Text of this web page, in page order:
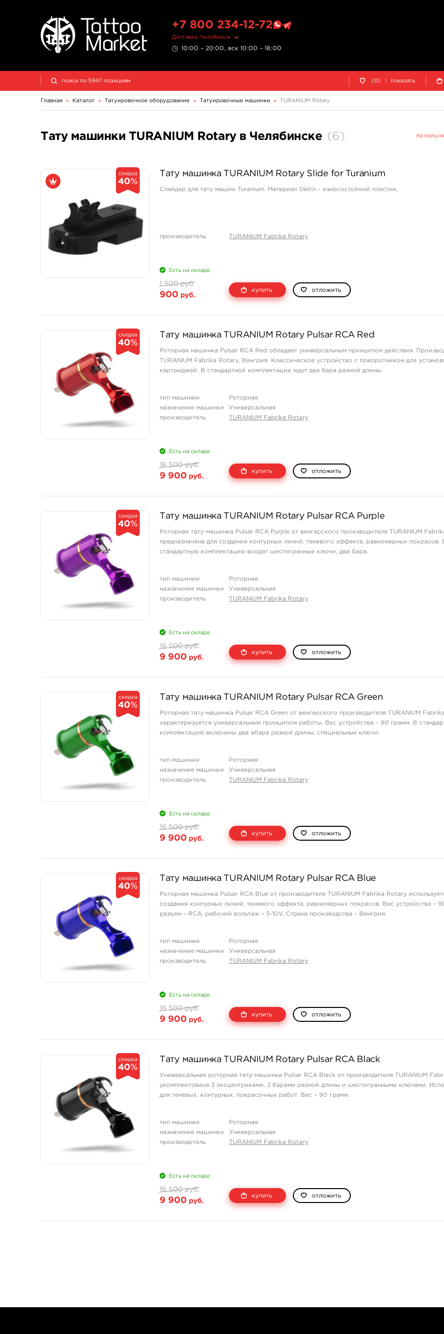
+7 800 234-12-72
Доставка: Челябинск
10:00 – 20:00, вск 10:00 – 18:00
(0) показать
Главная » Каталог » Татуировочное оборудование » Татуировочные машинки » TURANIUM Rotary
по
Тату машинки TURANIUM Rotary в Челябинске (6 )
скидка
40%
Тату машинка TURANIUM Rotary Slide for Turanium
Слайдер для тату машин Turanium. Материал Delrin - износостойкий пластик.
производитель TURANIUM Fabrika Rotary
Есть на складе
1 500 руб.
900 руб.
купить отложить
скидка
40%
Тату машинка TURANIUM Rotary Pulsar RCA Red
Роторная машинка Pulsar RCA Red обладает универсальным принципом действия.
TURANIUM Fabrika Rotary, Венгрия. Классическое устройство с поворотником для
картриджей. В стандартной комплектации идут два бара разной длины.
тип машинки
Роторная
назначение машинки
Универсальная
производитель
TURANIUM Fabrika Rotary
Есть на складе
16 500 руб.
9 900 руб.
купить отложить
скидка
40%
Тату машинка TURANIUM Rotary Pulsar RCA Purple
Роторная тату-машинка Pulsar RCA Purple от венгерского производителя TURANIUM
предназначена для создания контурных линий, теневого эффекта, равномерных покрасов.
стандартную комплектацию входят шестигранные ключи, два бара.
тип машинки
Роторная
назначение машинки
Универсальная
производитель
TURANIUM Fabrika Rotary
Есть на складе
16 500 руб.
9 900 руб.
купить отложить
скидка
40%
Тату машинка TURANIUM Rotary Pulsar RCA Green
Роторная тату-машинка Pulsar RCA Green от венгерского производителя TURANIUM
характеризуется универсальным принципом работы. Вес устройства – 90 грамм. В
комплектацию включены два абара разной длины, специальные ключи.
тип машинки
Роторная
назначение машинки
Универсальная
производитель
TURANIUM Fabrika Rotary
Есть на складе
16 500 руб.
9 900 руб.
купить отложить
скидка
40%
Тату машинка TURANIUM Rotary Pulsar RCA Blue
Роторная машинка Pulsar RCA Blue от производителя TURANIUM Fabrika Rotary
создания контурных линий, теневого эффекта, равномерных покрасов. Вес устройства –
разъем – RCA, рабочий вольтаж – 5-10V. Страна производства – Венгрия.
тип машинки
Роторная
назначение машинки
Универсальная
производитель
TURANIUM Fabrika Rotary
Есть на складе
16 500 руб.
9 900 руб.
купить отложить
скидка
40%
Тату машинка TURANIUM Rotary Pulsar RCA Black
Универсальная роторная тату-машинка Pulsar RCA Black от производителя TURANIUM
укомплектована 3 эксцентриками, 2 барами разной длины и шестигранными ключами.
для теневых, контурных, покрасочных работ. Вес – 90 грамм.
тип машинки
Роторная
назначение машинки
Универсальная
производитель
TURANIUM Fabrika Rotary
Есть на складе
16 500 руб.
9 900 руб.
купить отложить